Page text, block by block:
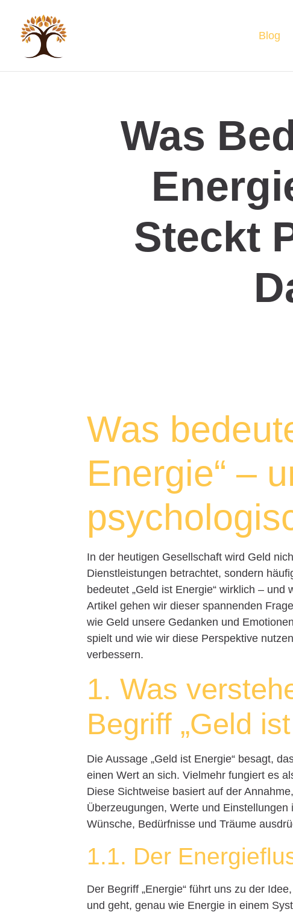
Blog
Was
Steckt
Was
Energie“ –
In der heutigen Gesellschaft wird Geld
Dienstleistungen betrachtet, sondern
bedeutet „Geld ist Energie“ wirklich –
Artikel gehen wir dieser spannenden
wie Geld unsere Gedanken und
spielt und wie wir diese Perspektive
verbessern.
1. Was
Begriff „Geld
Die Aussage „Geld ist Energie“ besagt,
einen Wert an sich. Vielmehr fungiert es
Diese Sichtweise basiert auf der
Überzeugungen, Werte und
Wünsche, Bedürfnisse und Träume
1.1. Der
Der Begriff „Energie“ führt uns zu der
und geht, genau wie Energie in einem